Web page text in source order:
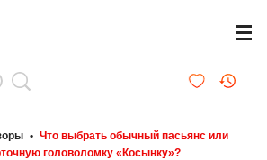
• Что выбрать обычный пасьянс или
головоломку «Косынку»?